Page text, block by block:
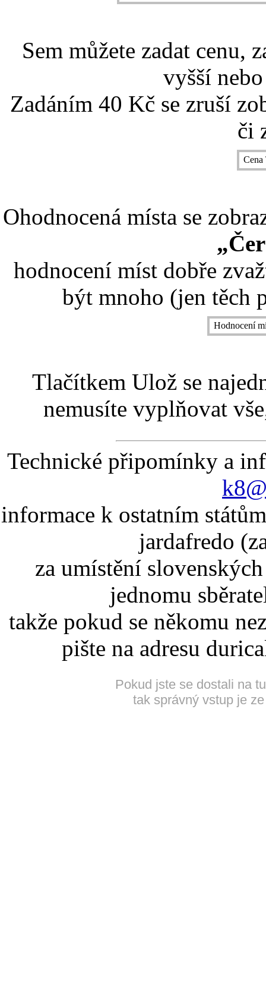
Sem můžete zadat cenu,
vyšší
Zadáním 40 Kč se zruší
či
Ohodnocená místa se
hodnocení míst dobře
být mnoho (jen těch
Hodnocení
Tlačítkem Ulož se
nemusíte vyplňovat
Technické připomínky a
informace k ostatním
jardafredo
za umístění
jednomu
takže pokud se někomu
pište na adresu
Pokud jste se dostali na
tak správný vstup je